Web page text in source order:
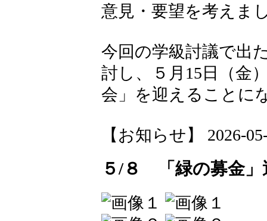
意見・要望を考えま
今回の学級討議で出
討し、５月15日（金
会」を迎えることに
【お知らせ】 2026-
５/８ 「緑の募金」